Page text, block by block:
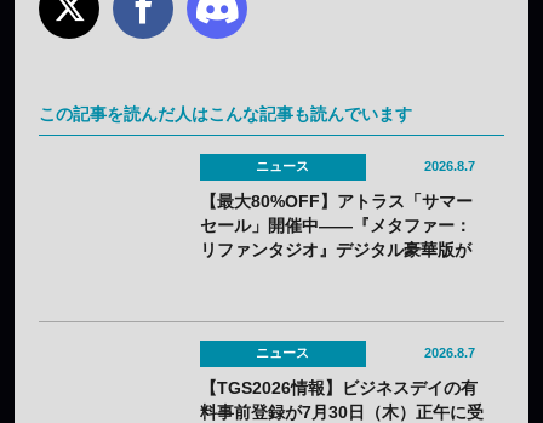
この記事を読んだ人はこんな記事も読んでいます
ニュース 2026.8.7
【最大80%OFF】アトラス「サマー
セール」開催中——『メタファー：
リファンタジオ』デジタル豪華版が
ニュース 2026.8.7
【TGS2026情報】ビジネスデイの有
料事前登録が7月30日（木）正午に受